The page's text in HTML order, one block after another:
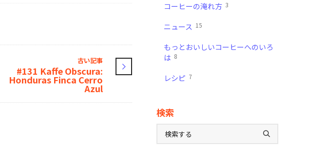
古い記事
#131 Kaffe Obscura:
Honduras Finca Cerro
Azul
コーヒーの淹れ方 3
ニュース 15
もっとおいしいコーヒーへのいろ
は 8
レシピ 7
検索